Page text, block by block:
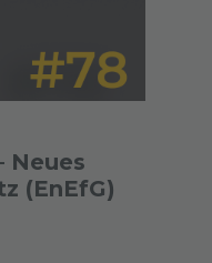
Neues
(EnEfG)